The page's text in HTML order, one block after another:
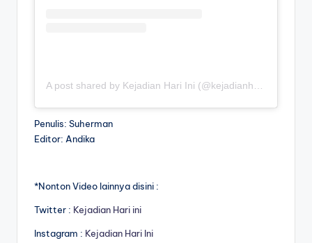
Penulis: Suherman
Editor: Andika
*Nonton Video lainnya disini :
Twitter : Kejadian Hari ini
Instagram : Kejadian Hari Ini